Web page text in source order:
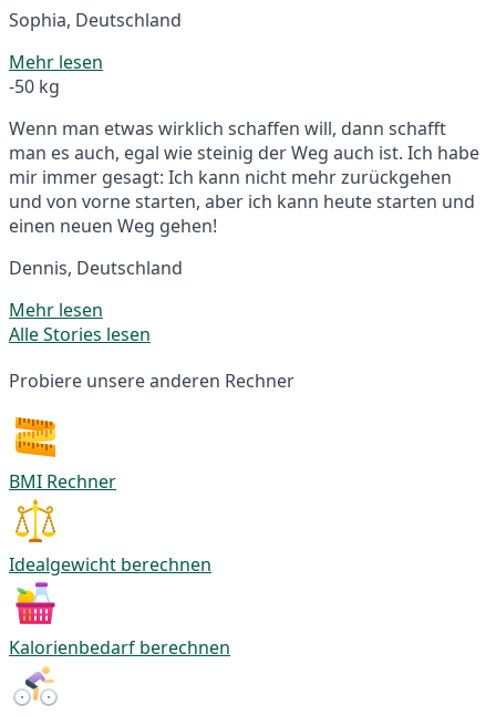
Sophia, Deutschland
Mehr lesen
-50 kg
Wenn man etwas wirklich schaffen will, dann schafft
man es auch, egal wie steinig der Weg auch ist. Ich habe
mir immer gesagt: Ich kann nicht mehr zurückgehen
und von vorne starten, aber ich kann heute starten und
einen neuen Weg gehen!
Dennis, Deutschland
Mehr lesen
Alle Stories lesen
Probiere unsere anderen Rechner
BMI Rechner
Idealgewicht berechnen
Kalorienbedarf berechnen